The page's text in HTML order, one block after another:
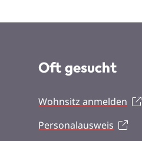
Oft gesucht
Wohnsitz anmelden
Personalausweis